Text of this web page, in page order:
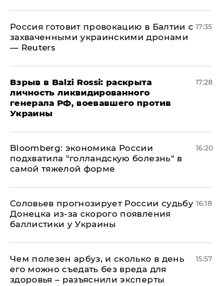
​Россия готовит провокацию в Балтии с
захваченными украинскими дронами
— Reuters
17:35
​Взрыв в Balzi Rossi: раскрыта
личность ликвидированного
генерала РФ, воевавшего против
Украины
17:28
Bloomberg: экономика России
подхватила "голландскую болезнь" в
самой тяжелой форме
16:20
Соловьев прогнозирует России судьбу
Донецка из-за скорого появления
баллистики у Украины
16:18
Чем полезен арбуз, и сколько в день
его можно съедать без вреда для
здоровья – разъяснили эксперты
15:57